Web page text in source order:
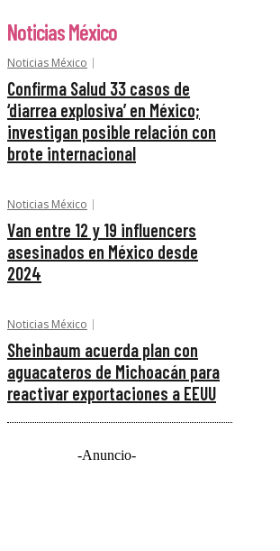
Noticias México
Noticias México
Confirma Salud 33 casos de
‘diarrea explosiva’ en México;
investigan posible relación con
brote internacional
Noticias México
Van entre 12 y 19 influencers
asesinados en México desde
2024
Noticias México
Sheinbaum acuerda plan con
aguacateros de Michoacán para
reactivar exportaciones a EEUU
-Anuncio-